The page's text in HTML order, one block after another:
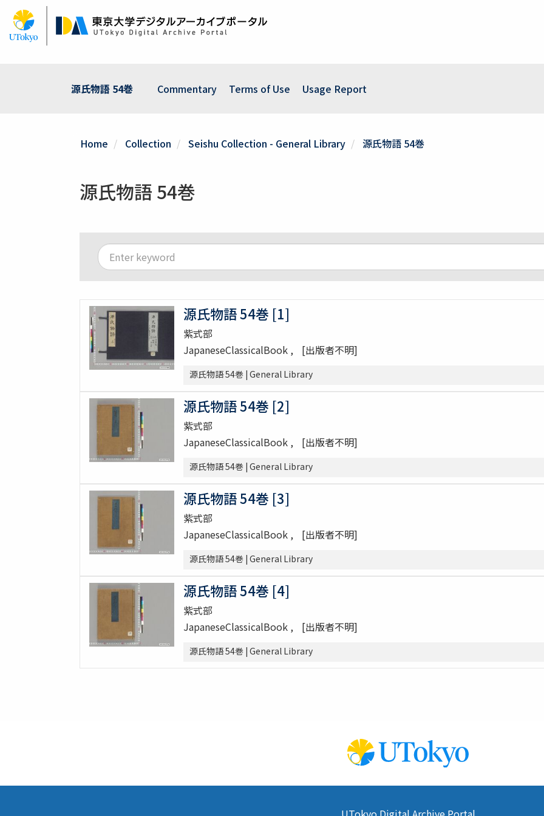
Skip
main
content
源氏物語 54巻 Commentary Terms of Use Usage Report
Home Collection Seishu Collection - General Library 源氏物語 54巻
源氏物語 54巻
源氏物語 54巻 [1]
紫式部
JapaneseClassicalBook
[出版者不明]
源氏物語 54巻 | General Library
源氏物語 54巻 [2]
紫式部
JapaneseClassicalBook
[出版者不明]
源氏物語 54巻 | General Library
源氏物語 54巻 [3]
紫式部
JapaneseClassicalBook
[出版者不明]
源氏物語 54巻 | General Library
源氏物語 54巻 [4]
紫式部
JapaneseClassicalBook
[出版者不明]
源氏物語 54巻 | General Library